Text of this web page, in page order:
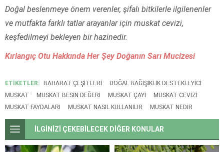
Doğal beslenmeye önem verenler, şifalı bitkilerle ilgilenenler
ve mutfakta farklı tatlar arayanlar için muskat cevizi,
keşfedilmeyi bekleyen bir hazinedir.
Kırlangıç Otu Hakkında Her Şey Doğanın Sarı Mucizesi
ETİKETLER: BAHARAT ÇEŞITLERI
DOĞAL BAĞIŞIKLIK DESTEKLEYICI
MUSKAT
MUSKAT BESIN DEĞERI MUSKAT ÇAYI
MUSKAT CEVIZI
MUSKAT FAYDALARI
MUSKAT NASIL KULLANILIR MUSKAT NEDIR
İLGİNİZİ ÇEKEBİLECEK DİĞER KONULAR